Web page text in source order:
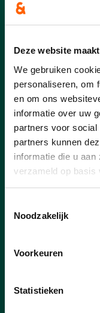
Deze website
We gebruiken
personaliseren, om
en om ons
informatie over uw
partners voor
partners kunnen
informatie die u
verzameld op basis
Noodzakelijk
Voorkeuren
Statistieken
Nieuwe
27/07/26
Goed nieuws
Vorst en bij
gevonden.
T’s